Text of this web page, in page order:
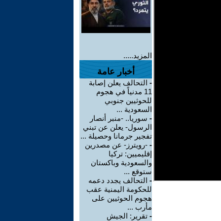
المزيد.....
أخبار عامة
- التحالف يعلن إصابة
11 مدنياً في هجوم
للحوثيين جنوبي
السعودية ...
- سوريا.. -منبر أنصار
الرسول- يعلن عن تبني
تفجير جرمانا وحصيلة ...
- -رويترز- عن مصدرين
إقليميين: تركيا
والسعودية وباكستان
ستوقع ...
- التحالف يجدد دعمه
للحكومة اليمنية عقب
هجوم الحوثيين على
مأرب ...
- تقرير: الجيش